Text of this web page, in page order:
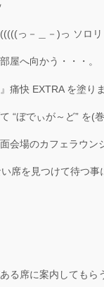
っ－＿－)っ ソロ
屋へ向かう・・・。
痛快 EXTRA を塗り
“ぼでぃが～ど” を(
会場のカフェラウン
席を見つけて待つ事
る席に案内してもら